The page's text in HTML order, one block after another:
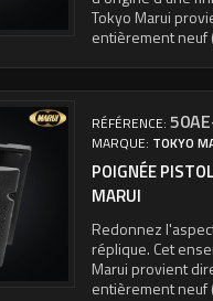
Tokyo Marui
entièrement neuf
RÉFÉRENCE:
MARQUE: TOKYO
POIGNÉE
MARUI
Redonnez
réplique. Cet
Marui provient
entièrement neuf